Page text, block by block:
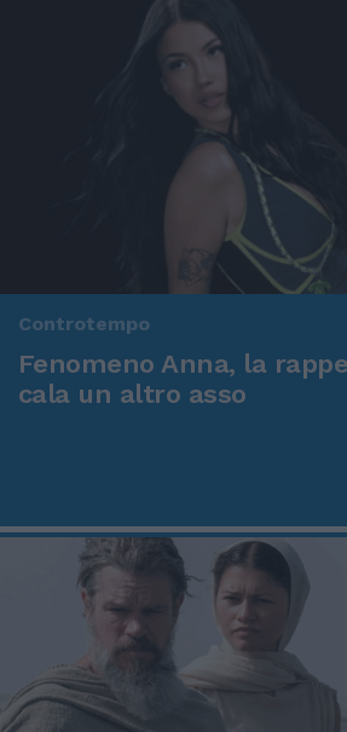
Controtempo
Fenomeno Anna, la
cala un altro asso